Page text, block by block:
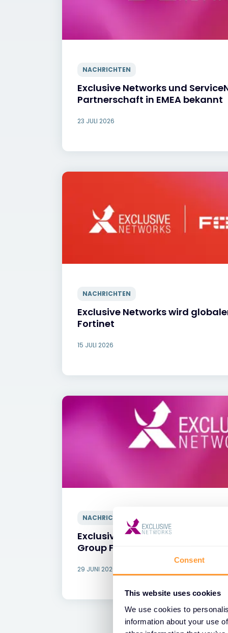
Consent
This website uses cookies
We use cookies to
information about your use
NACHRICHTEN
Exclusive Networks und
Partnerschaft in EMEA bekannt
23 JULI 2026
NACHRICHTEN
Exclusive Networks wird
Fortinet
15 JULI 2026
NACHRICHTEN
Exclusive Networks ernennt
Group Financial Officer
29 JUNI 2026